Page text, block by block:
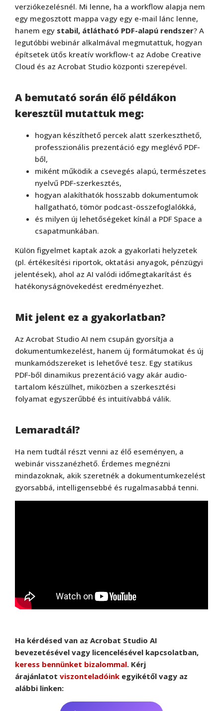
verziókezelésnél. Mi lenne, ha a workflow alapja nem
egy megosztott mappa vagy egy e-mail lánc lenne,
hanem egy stabil, átlátható PDF-alapú rendszer? A
legutóbbi webinár alkalmával megmutattuk, hogyan
építsetek ütős kreatív workflow-t az Adobe Creative
Cloud és az Acrobat Studio központi szerepével.
A bemutató során élő példákon
keresztül mutattuk meg:
hogyan készíthető percek alatt szerkeszthető,
professzionális prezentáció egy meglévő PDF-
ből,
miként működik a csevegés alapú, természetes
nyelvű PDF-szerkesztés,
hogyan alakíthatók hosszabb dokumentumok
hallgatható, tömör podcast-összefoglalókká,
és milyen új lehetőségeket kínál a PDF Space a
csapatmunkában.
Külön figyelmet kaptak azok a gyakorlati helyzetek
(pl. értékesítési riportok, oktatási anyagok, pénzügyi
jelentések), ahol az AI valódi időmegtakarítást és
hatékonyságnövekedést eredményezhet.
Mit jelent ez a gyakorlatban?
Az Acrobat Studio AI nem csupán gyorsítja a
dokumentumkezelést, hanem új formátumokat és új
munkamódszereket is lehetővé tesz. Egy statikus
PDF-ből dinamikus prezentáció vagy akár audio-
tartalom készülhet, miközben a szerkesztési
folyamat egyszerűbbé és intuitívabbá válik.
Lemaradtál?
Ha nem tudtál részt venni az élő eseményen, a
webinár visszanézhető. Érdemes megnézni
mindazoknak, akik szeretnék a dokumentumkezelést
gyorsabbá, intelligensebbé és rugalmasabbá tenni.
Ha kérdésed van az Acrobat Studio AI
bevezetésével vagy licencelésével kapcsolatban,
keress bennünket bizalommal. Kérj
árajánlatot viszonteladóink egyikétől vagy az
alábbi linken:
Adobe Adobe(creative)
Creative Cloud csapatok számára